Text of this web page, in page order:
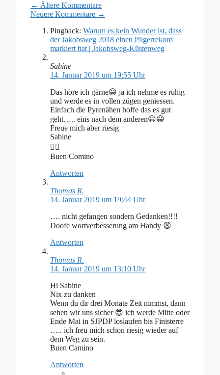
Kommentar-
Navigation
← Ältere Kommentare
Neuere Kommentare →
Pingback: Warum es kein Wunder ist, dass
der Jakobsweg 2018 einen Pilgerrekord
markiert hat | Jakobsweg-Küstenweg
Sabine
14. Januar 2019 um 19:55 Uhr
Das höre ich gärne😀 ja ich nehme es ruhig
und werde es in vollen zügen geniessen.
Einfach die Pyrenähen hoffe das es gut
geht….. eins nach dem anderen😀😀
Freue mich aber riesig
Sabine
👍🏼
Buen Comino
Antworten
Thomas R.
14. Januar 2019 um 19:44 Uhr
…. nicht gefangen sondern Gedanken!!!!
Doofe wortverbesserung am Handy 😩
Antworten
Thomas R.
14. Januar 2019 um 13:10 Uhr
Hi Sabine
Nix zu danken
Wenn du dir drei Monate Zeit nimmst, dann
sehen wir uns sicher 😎 ich werde Mitte oder
Ende Mai in SJPDP loslaufen bis Finisterre
….. ich freu mich schon riesig wieder auf
dem Weg zu sein.
Buen Camino
Antworten